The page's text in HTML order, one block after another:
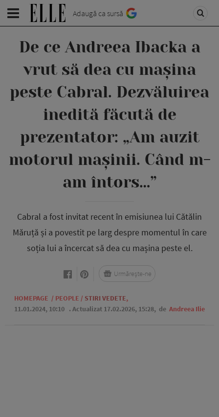
Adaugă ca sursă
De ce Andreea Ibacka a
vrut să dea cu mașina
peste Cabral. Dezvăluirea
inedită făcută de
prezentator: „Am auzit
motorul mașinii. Când m-
am întors…”
Cabral a fost invitat recent în emisiunea lui Cătălin
Măruță și a povestit pe larg despre momentul în care
soția lui a încercat să dea cu mașina peste el.
HOMEPAGE / PEOPLE / STIRI VEDETE,
11.01.2024, 10:10 . Actualizat 17.02.2026, 15:28, de Andreea Ilie
Urmărește-ne